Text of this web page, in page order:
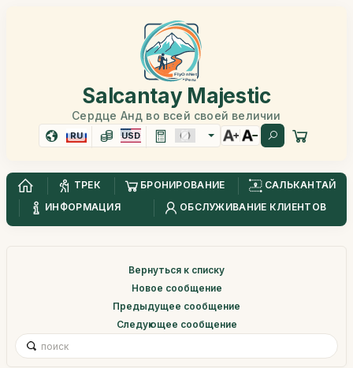
Salcantay Majestic
Сердце Анд во всей своей величии
RU USD
ТРЕК БРОНИРОВАНИЕ
САЛЬКАНТАЙ
ИНФОРМАЦИЯ
ОБСЛУЖИВАНИЕ КЛИЕНТОВ
Вернуться к списку
Новое сообщение
Предыдущее сообщение
Следующее сообщение